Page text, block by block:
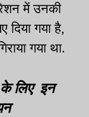
में उनकी
दिया गया है,
गया था.
लिए इन